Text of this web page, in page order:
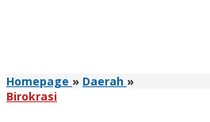
Homepage » Daerah »Wali
Birokrasi